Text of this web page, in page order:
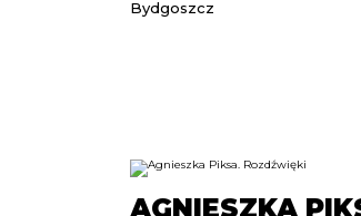
Bydgoszcz
AGNIESZKA